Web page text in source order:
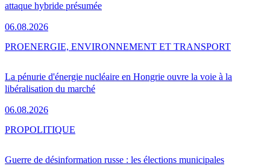
attaque hybride présumée
06.08.2026
La pénurie d'énergie nucléaire en Hongrie ouvre la voie à la
libéralisation du marché
06.08.2026
PROENERGIE, ENVIRONNEMENT ET TRANSPORT
Guerre de désinformation russe : les élections municipales
PROPOLITIQUE